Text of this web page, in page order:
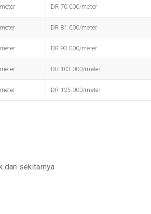
IDR 70.000/meter
IDR 81.000/meter
IDR 93.000/meter
IDR 103.000/meter
IDR 125.000/meter
dan sekitarnya